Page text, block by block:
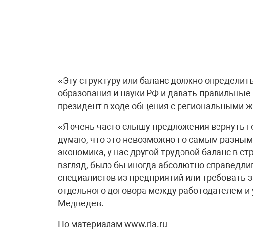
«Эту структуру или баланс должно
образования и науки РФ и давать
президент в ходе общения с региональными
«Я очень часто слышу предложения вернуть
думаю, что это невозможно по самым
экономика, у нас другой трудовой баланс в
взгляд, было бы иногда абсолютно
специалистов из предприятий или требовать
отдельного договора между работодателем
Медведев.
По материалам www.ria.ru